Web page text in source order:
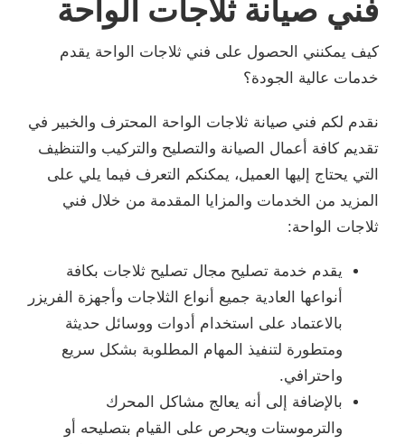
كيف يمكنني الحصول على فني ثلاجات الواحة يقدم
خدمات عالية الجودة؟
نقدم لكم فني صيانة ثلاجات الواحة المحترف والخبير في
تقديم كافة أعمال الصيانة والتصليح والتركيب والتنظيف
التي يحتاج إليها العميل، يمكنكم التعرف فيما يلي على
المزيد من الخدمات والمزايا المقدمة من خلال فني
ثلاجات الواحة:
يقدم خدمة تصليح مجال تصليح ثلاجات بكافة
أنواعها العادية جميع أنواع الثلاجات وأجهزة الفريزر
بالاعتماد على استخدام أدوات ووسائل حديثة
ومتطورة لتنفيذ المهام المطلوبة بشكل سريع
واحترافي.
بالإضافة إلى أنه يعالج مشاكل المحرك
والترموستات ويحرص على القيام بتصليحه أو